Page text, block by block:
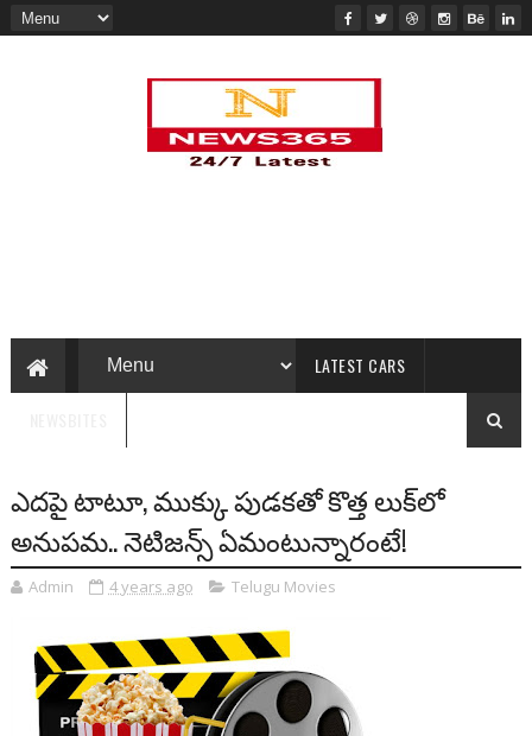
LATEST CARS
ఎద‌పై టాటూ, ముక్కు పుడ‌క‌తో కొత్త లుక్‌లో
అనుప‌మ.. నెటిజ‌న్స్ ఏమంటున్నారంటే!
Admin 4 years ago Telugu Movies